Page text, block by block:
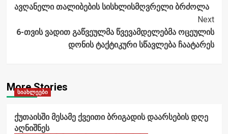
ავღანელი თალიბების სისხლისმღვრელი ბრძოლა
Next
6-თვის ვადით გაწვეულმა წვევამდელებმა ოცეულის
დონის ტაქტიკური სწავლება ჩაატარეს
More Stories
სიახლეები
ქუთაისში მესამე ქვეითი ბრიგადის დაარსების დღე
აღნიშნეს